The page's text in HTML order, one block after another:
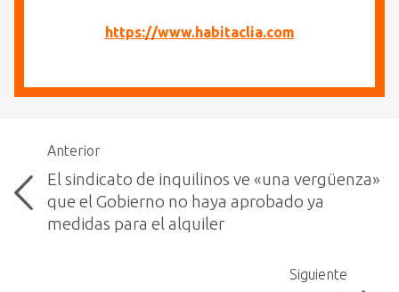
https://www.habitaclia.com
Anterior
El sindicato de inquilinos ve «una vergüenza»
que el Gobierno no haya aprobado ya
medidas para el alquiler
Siguiente